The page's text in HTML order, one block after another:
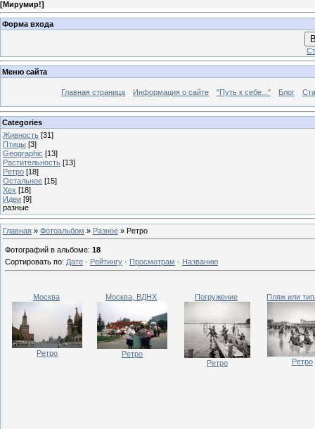
[Мирумир!]
Форма входа
Меню сайта
Главная страница Информация о сайте "Путь к себе..." Блог
Categories
Живность [31]
Птицы [3]
Geographic [13]
Растительность [13]
Ретро [18]
Остальное [15]
Хех [18]
Идеи [9]
разные
Главная » Фотоальбом » Разное » Ретро
Фотографий в альбоме: 18
Сортировать по: Дате · Рейтингу · Просмотрам · Названию
Москва
Ретро
Москва, ВДНХ
Ретро
Погружение
Ретро
Пляж или
Ретро